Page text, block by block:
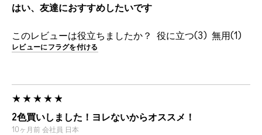
はい、友達におすすめしたいです
このレビューは役立ちましたか？ 3 1
レビューにフラグを付ける
2色買いしました！ヨレないからオススメ！
10ヶ月前 会社員 日本